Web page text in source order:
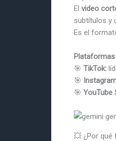
El video
subtítulos y
Es el
Plataformas
🎯 TikTok:
🎯
🎯 YouTube
💥 ¿Por